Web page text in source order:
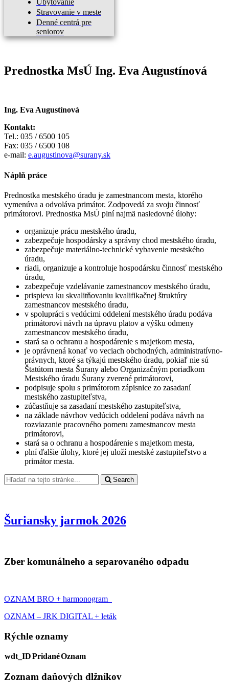
Ubytovanie
Stravovanie v meste
Denné centrá pre
seniorov
Prednostka MsÚ Ing. Eva Augustínová
Ing. Eva Augustínová
Kontakt:
Tel.: 035 / 6500 105
Fax: 035 / 6500 108
e-mail: e.augustinova@surany.sk
Náplň práce
Prednostka mestského úradu je zamestnancom mesta, ktorého
vymenúva a odvoláva primátor. Zodpovedá za svoju činnosť
primátorovi. Prednostka MsÚ plní najmä nasledovné úlohy:
organizuje prácu mestského úradu,
zabezpečuje hospodársky a správny chod mestského úradu,
zabezpečuje materiálno-technické vybavenie mestského
úradu,
riadi, organizuje a kontroluje hospodársku činnosť mestského
úradu,
zabezpečuje vzdelávanie zamestnancov mestského úradu,
prispieva ku skvalitňovaniu kvalifikačnej štruktúry
zamestnancov mestského úradu,
v spolupráci s vedúcimi oddelení mestského úradu podáva
primátorovi návrh na úpravu platov a výšku odmeny
zamestnancov mestského úradu,
stará sa o ochranu a hospodárenie s majetkom mesta,
je oprávnená konať vo veciach obchodných, administratívno-
právnych, ktoré sa týkajú mestského úradu, pokiaľ nie sú
Štatútom mesta Šurany alebo Organizačným poriadkom
Mestského úradu Šurany zverené primátorovi,
podpisuje spolu s primátorom zápisnice zo zasadaní
mestského zastupiteľstva,
zúčastňuje sa zasadaní mestského zastupiteľstva,
na základe návrhov vedúcich oddelení podáva návrh na
rozviazanie pracovného pomeru zamestnancov mesta
primátorovi,
stará sa o ochranu a hospodárenie s majetkom mesta,
plní ďalšie úlohy, ktoré jej uloží mestské zastupiteľstvo a
primátor mesta.
Search
Šuriansky jarmok 2026
Zber komunálneho a separovaného odpadu
OZNAM BRO + harmonogram
OZNAM – JRK DIGITAL + leták
Rýchle oznamy
wdt_IDPridanéOznam
Zoznam daňových dlžníkov